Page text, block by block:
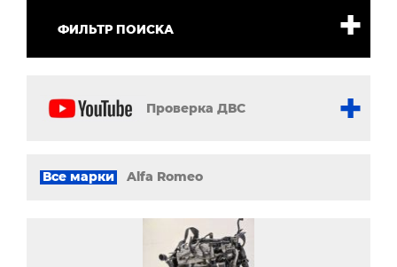
ФИЛЬТР ПОИСКА
Проверка ДВС
Все марки Alfa Romeo